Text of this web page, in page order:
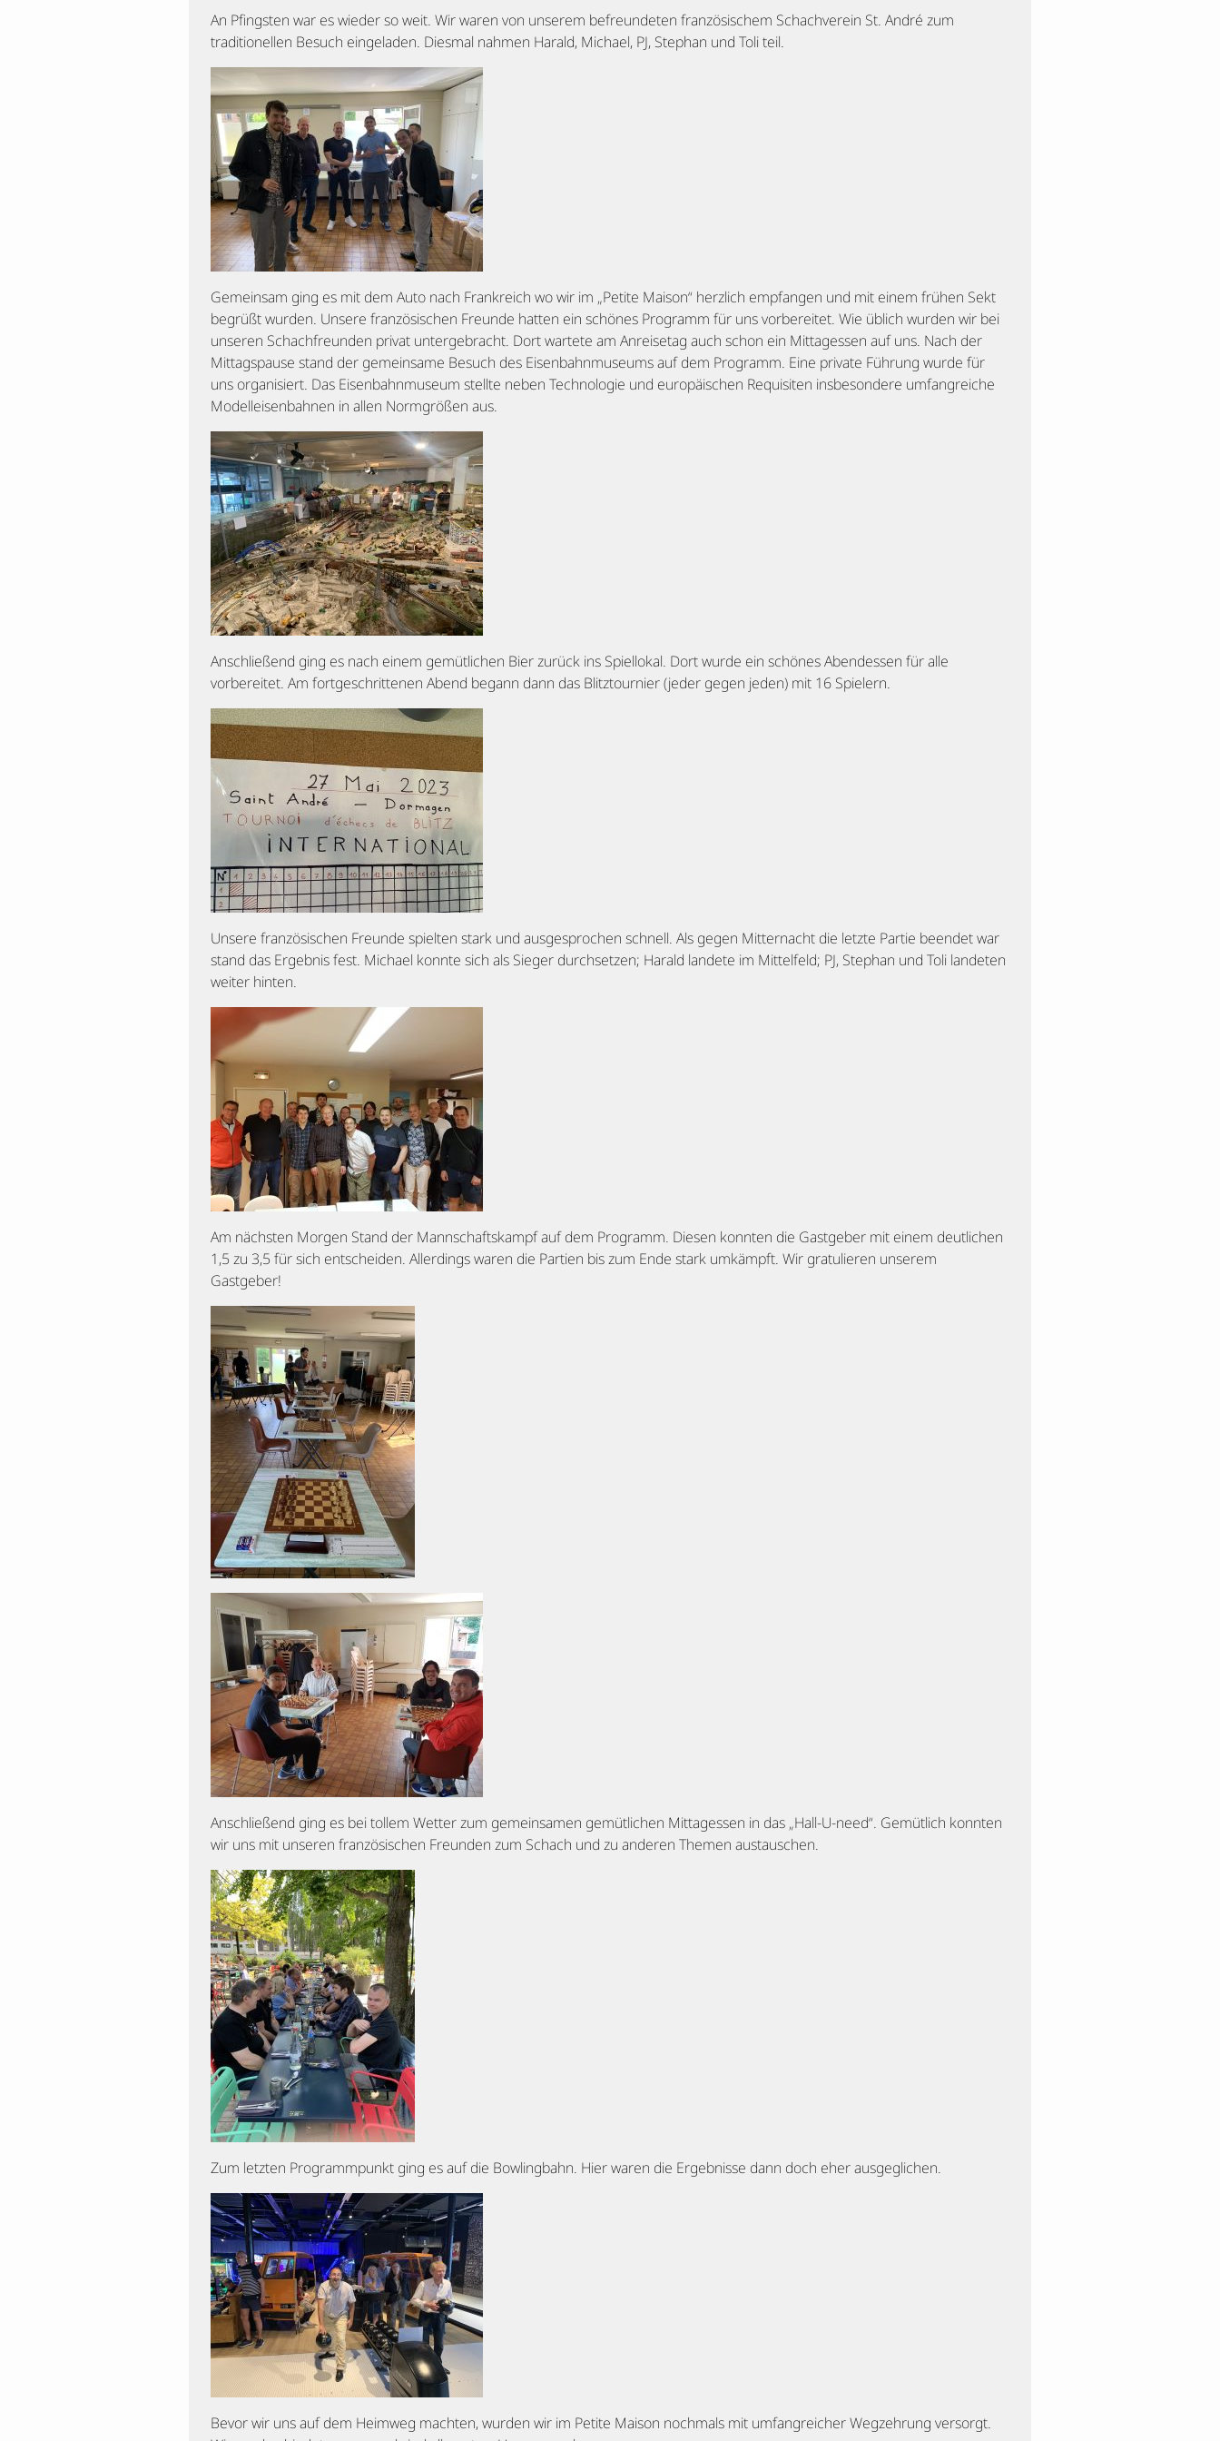
An Pfingsten war es wieder so weit. Wir waren von unserem befreundeten französischem Schachverein St. André zum
traditionellen Besuch eingeladen. Diesmal nahmen Harald, Michael, PJ, Stephan und Toli teil.
Gemeinsam ging es mit dem Auto nach Frankreich wo wir im „Petite Maison“ herzlich empfangen und mit einem frühen Sekt
begrüßt wurden. Unsere französischen Freunde hatten ein schönes Programm für uns vorbereitet. Wie üblich wurden wir bei
unseren Schachfreunden privat untergebracht. Dort wartete am Anreisetag auch schon ein Mittagessen auf uns. Nach der
Mittagspause stand der gemeinsame Besuch des Eisenbahnmuseums auf dem Programm. Eine private Führung wurde für
uns organisiert. Das Eisenbahnmuseum stellte neben Technologie und europäischen Requisiten insbesondere umfangreiche
Modelleisenbahnen in allen Normgrößen aus.
Anschließend ging es nach einem gemütlichen Bier zurück ins Spiellokal. Dort wurde ein schönes Abendessen für alle
vorbereitet. Am fortgeschrittenen Abend begann dann das Blitztournier (jeder gegen jeden) mit 16 Spielern.
Unsere französischen Freunde spielten stark und ausgesprochen schnell. Als gegen Mitternacht die letzte Partie beendet war
stand das Ergebnis fest. Michael konnte sich als Sieger durchsetzen; Harald landete im Mittelfeld; PJ, Stephan und Toli landeten
weiter hinten.
Am nächsten Morgen Stand der Mannschaftskampf auf dem Programm. Diesen konnten die Gastgeber mit einem deutlichen
1,5 zu 3,5 für sich entscheiden. Allerdings waren die Partien bis zum Ende stark umkämpft. Wir gratulieren unserem
Gastgeber!
Anschließend ging es bei tollem Wetter zum gemeinsamen gemütlichen Mittagessen in das „Hall-U-need“. Gemütlich konnten
wir uns mit unseren französischen Freunden zum Schach und zu anderen Themen austauschen.
Zum letzten Programmpunkt ging es auf die Bowlingbahn. Hier waren die Ergebnisse dann doch eher ausgeglichen.
Bevor wir uns auf dem Heimweg machten, wurden wir im Petite Maison nochmals mit umfangreicher Wegzehrung versorgt.